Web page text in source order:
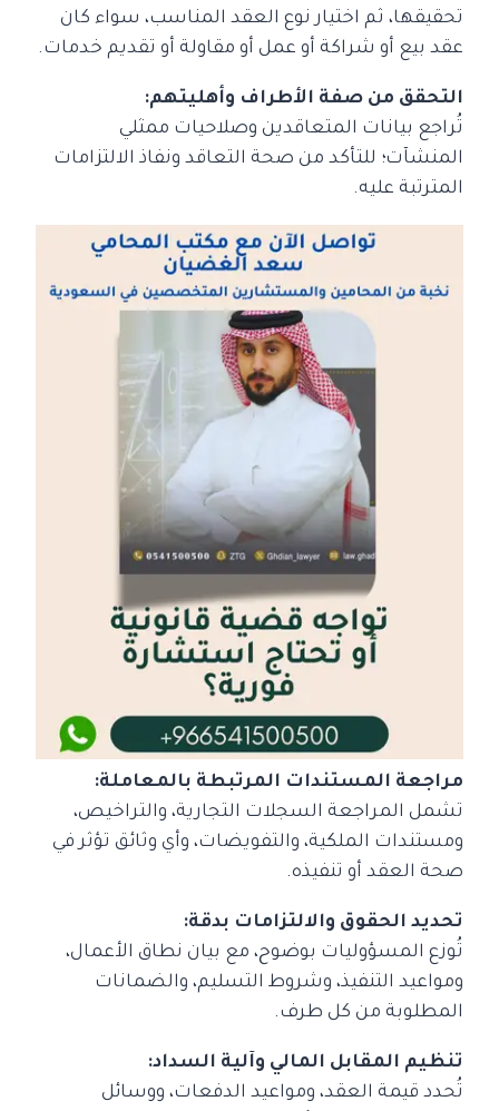
تحقيقها، ثم اختيار نوع العقد المناسب، سواء كان
عقد بيع أو شراكة أو عمل أو مقاولة أو تقديم خدمات.
التحقق من صفة الأطراف وأهليتهم:
تُراجع بيانات المتعاقدين وصلاحيات ممثلي
المنشآت؛ للتأكد من صحة التعاقد ونفاذ الالتزامات
المترتبة عليه.
مراجعة المستندات المرتبطة بالمعاملة:
تشمل المراجعة السجلات التجارية، والتراخيص،
ومستندات الملكية، والتفويضات، وأي وثائق تؤثر في
صحة العقد أو تنفيذه.
تحديد الحقوق والالتزامات بدقة:
تُوزع المسؤوليات بوضوح، مع بيان نطاق الأعمال،
ومواعيد التنفيذ، وشروط التسليم، والضمانات
المطلوبة من كل طرف.
تنظيم المقابل المالي وآلية السداد:
تُحدد قيمة العقد، ومواعيد الدفعات، ووسائل